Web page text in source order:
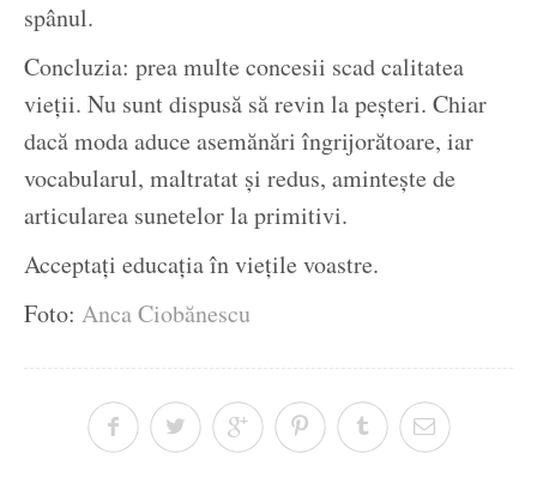
spânul.
Concluzia: prea multe concesii scad calitatea
vieții. Nu sunt dispusă să revin la peșteri. Chiar
dacă moda aduce asemănări îngrijorătoare, iar
vocabularul, maltratat și redus, amintește de
articularea sunetelor la primitivi.
Acceptați educația în viețile voastre.
Foto: Anca Ciobănescu